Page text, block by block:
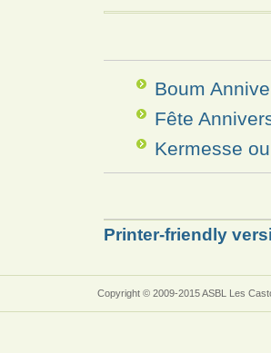
Boum
Fête
Kermesse
Printer-friendly
Copyright © 2009-2015 ASBL Les